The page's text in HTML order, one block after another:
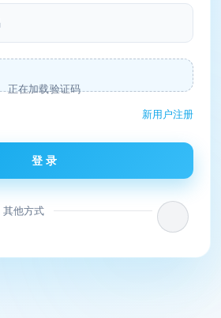
正在加载验证码
新用户注册
登 录
其他方式